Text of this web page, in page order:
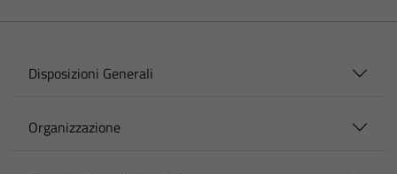
Disposizioni Generali
Organizzazione